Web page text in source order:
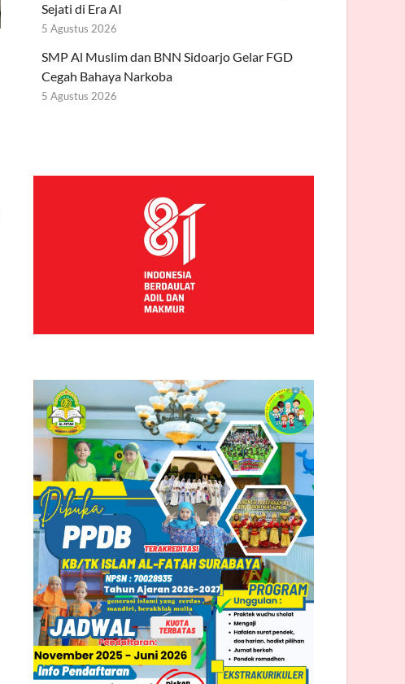
Sejati di Era AI
5 Agustus 2026
SMP Al Muslim dan BNN Sidoarjo Gelar FGD
Cegah Bahaya Narkoba
5 Agustus 2026